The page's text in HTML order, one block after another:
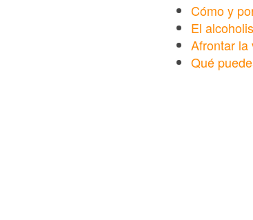
Cómo y
El
Afrontar la
Qué